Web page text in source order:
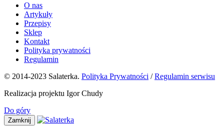
O nas
Artykuły
Przepisy
Sklep
Kontakt
Polityka prywatności
Regulamin
© 2014-2023 Salaterka. Polityka Prywatności /Regulamin serwisu
Realizacja projektu Igor Chudy
Do góry
Zamknij